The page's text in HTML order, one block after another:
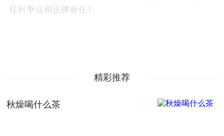
精彩推荐
秋燥喝什么茶